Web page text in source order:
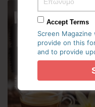
Accept Terms
Screen
provide on this
and to provide